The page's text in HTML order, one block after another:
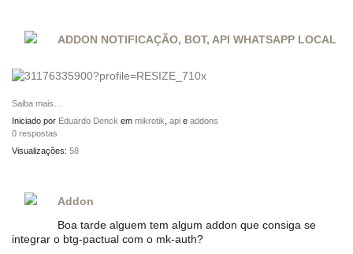
ADDON NOTIFICAÇÃO, BOT, API WHATSAPP LOCAL
Saiba mais…
Iniciado por Eduardo Denck em mikrotik api e addons
0 respostas
Visualizações: 58
Addon
Boa tarde alguem tem algum addon que consiga se
integrar o btg-pactual com o mk-auth?